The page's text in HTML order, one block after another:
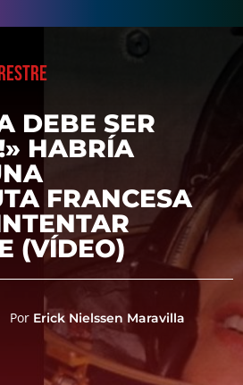
DEBE SER
HABRÍA
FRANCESA
(VÍDEO)
Por Erick Nielssen Maravilla